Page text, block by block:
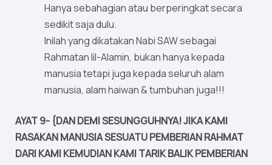
Hanya sebahagian atau berperingkat secara
sedikit saja dulu.
Inilah yang dikatakan Nabi SAW sebagai
Rahmatan lil-Alamin, bukan hanya kepada
manusia tetapi juga kepada seluruh alam
manusia, alam haiwan & tumbuhan juga!!!
AYAT 9- {DAN DEMI SESUNGGUHNYA! JIKA KAMI
RASAKAN MANUSIA SESUATU PEMBERIAN RAHMAT
DARI KAMI KEMUDIAN KAMI TARIK BALIK PEMBERIAN